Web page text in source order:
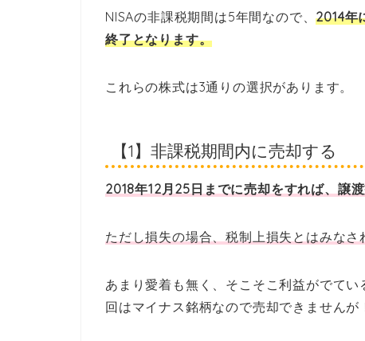
NISAの非課税期間は5年間なので、2014年
終了となります。
これらの株式は3通りの選択があります。
【1】非課税期間内に売却する
2018年12月25日までに売却をすれば、譲
ただし損失の場合、税制上損失とはみなさ
あまり愛着も無く、そこそこ利益がでて
回はマイナス銘柄なので売却できませんが